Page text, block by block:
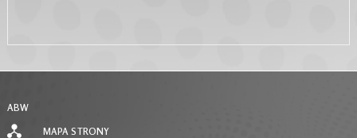
ABW
MAPA STRONY